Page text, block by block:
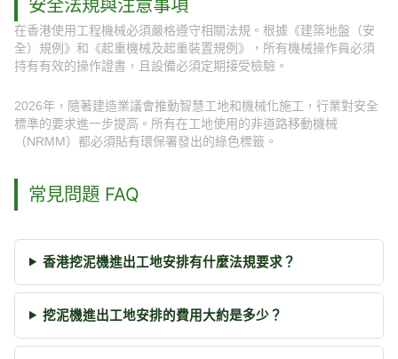
安全法規與注意事項
在香港使用工程機械必須嚴格遵守相關法規。根據《建築地盤（安
全）規例》和《起重機械及起重裝置規例》，所有機械操作員必須
持有有效的操作證書，且設備必須定期接受檢驗。
2026年，隨著建造業議會推動智慧工地和機械化施工，行業對安全
標準的要求進一步提高。所有在工地使用的非道路移動機械
（NRMM）都必須貼有環保署發出的綠色標籤。
常見問題 FAQ
香港挖泥機進出工地安排有什麼法規要求？
挖泥機進出工地安排的費用大約是多少？